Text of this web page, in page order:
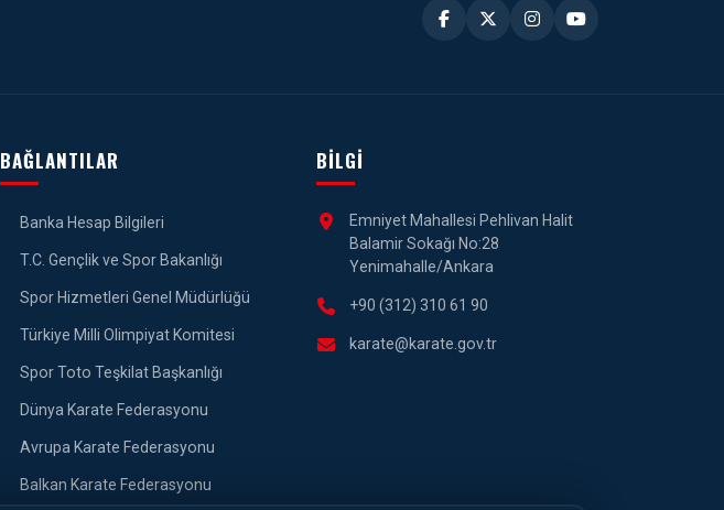
BAĞLANTILAR
Banka Hesap Bilgileri
T.C. Gençlik ve Spor Bakanlığı
Spor Hizmetleri Genel Müdürlüğü
Türkiye Milli Olimpiyat Komitesi
Spor Toto Teşkilat Başkanlığı
Dünya Karate Federasyonu
Avrupa Karate Federasyonu
Balkan Karate Federasyonu
BILGI
Emniyet Mahallesi Pehlivan Halit
Balamir Sokağı No:28
Yenimahalle/Ankara
+90 (312) 310 61 90
karate@karate.gov.tr